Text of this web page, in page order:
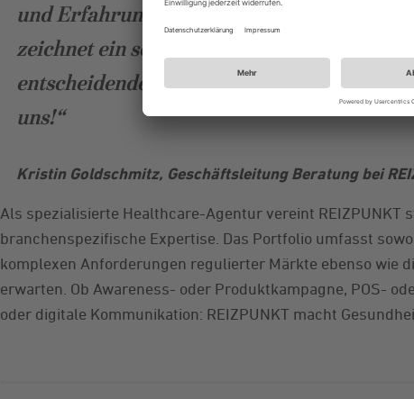
und Erfahrung verbindet – und ist bei
zeichnet ein solides Verständnis für
entscheidende Gespür für Marken und
uns!“
Kristin Goldschmitz, Geschäftsleitung Beratung bei
Als spezialisierte Healthcare-Agentur vereint REIZPUNKT
branchenspezifische Expertise. Das Portfolio umfasst
komplexen Anforderungen regulierter Märkte ebenso wie
erwarten. Ob Awareness- oder Produktkampagne, POS-
oder digitale Kommunikation: REIZPUNKT macht